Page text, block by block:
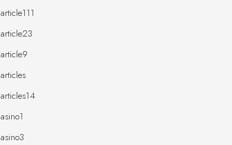
article111
article23
article9
articles
articles14
asino1
asino3